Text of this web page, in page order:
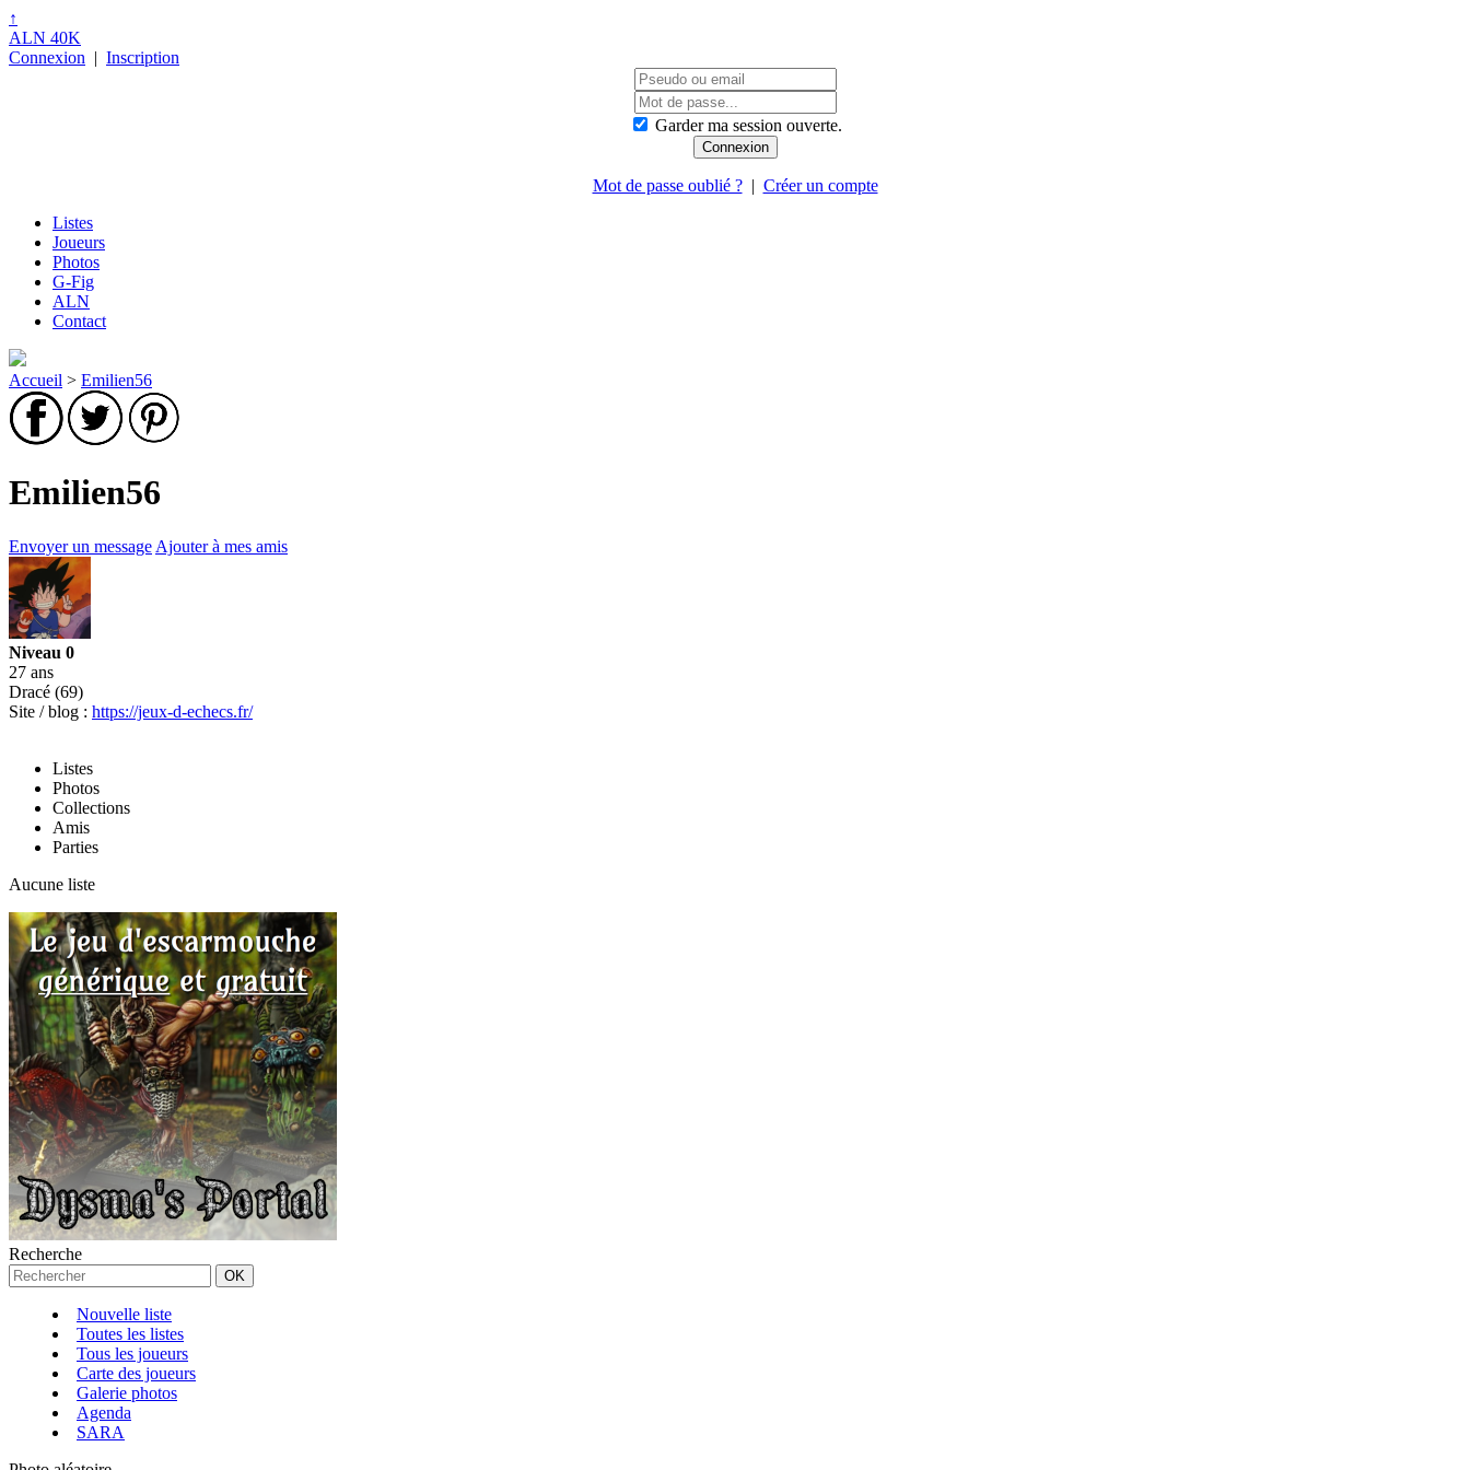
↑
ALN 40K
Connexion | Inscription
Garder ma session ouverte.
Mot de passe oublié ?| Créer un compte
Listes
Joueurs
Photos
G-Fig
ALN
Contact
Accueil > Emilien56
Emilien56
Envoyer un message Ajouter à mes amis
Niveau 0
27 ans
Dracé (69)
Site / blog : https://jeux-d-echecs.fr/
Listes
Photos
Collections
Amis
Parties
Aucune liste
Recherche
Nouvelle liste
Toutes les listes
Tous les joueurs
Carte des joueurs
Galerie photos
Agenda
SARA